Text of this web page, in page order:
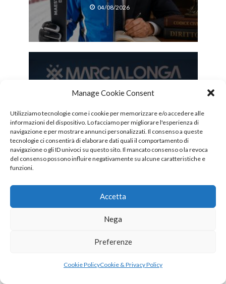
Manage Cookie Consent
Utilizziamo tecnologie come i cookie per memorizzare e/o accedere alle
informazioni del dispositivo. Lo facciamo per migliorare l'esperienza di
navigazione e per mostrare annunci personalizzati. Il consenso a queste
tecnologie ci consentirà di elaborare dati quali il comportamento di
navigazione o gli ID univoci su questo sito. Il mancato consenso o la revoca
del consenso possono influire negativamente su alcune caratteristiche e
funzioni.
Accetta
Nega
Preferenze
Cookie PolicyCookie & Privacy Policy
04/08/2026
Il volto di una valle, il
sorriso della Marcialonga:
Sofia Trettel è la nuova
Soreghina
03/08/2026
Marco Di Marco
Nasce a Milano tre anni addietro il primo